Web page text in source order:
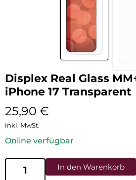
Displex Real Glass
iPhone 17 Transparent
25,90 €
inkl. MwSt.
Online verfügbar
In den Warenkorb